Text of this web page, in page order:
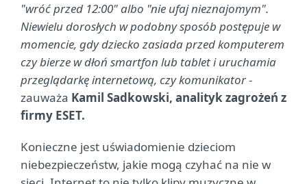
"wróć przed 12:00" albo "nie ufaj nieznajomym".
Niewielu dorosłych w podobny sposób postępuje w
momencie, gdy dziecko zasiada przed komputerem
czy bierze w dłoń smartfon lub tablet i uruchamia
przeglądarkę internetową, czy komunikator-
zauważa Kamil Sadkowski, analityk zagrożeń z
firmy ESET.
Konieczne jest uświadomienie dzieciom
niebezpieczeństw, jakie mogą czyhać na nie w